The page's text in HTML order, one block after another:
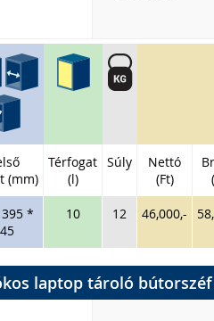
(mm)
Térfogat
(l)
Súly
Nettó
(Ft)
*
10 12 46,000,-
laptop tároló bútorszéf